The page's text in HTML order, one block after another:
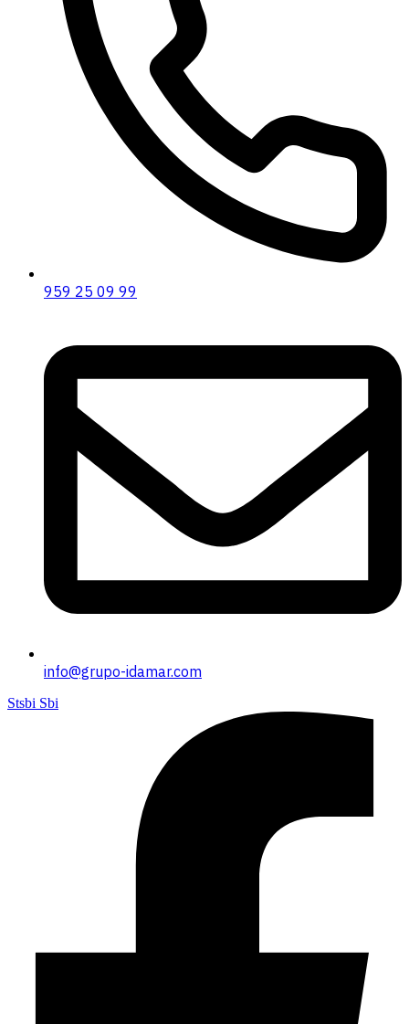
959 25 09 99
info@grupo-idamar.com
Stsbi Sbi